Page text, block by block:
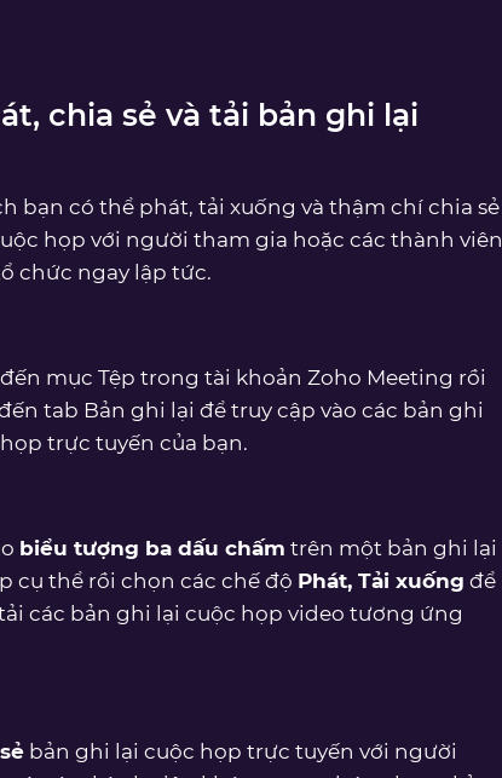
chia sẻ và tải bản ghi lại
bạn có thể phát, tải xuống và thậm chí chia sẻ
họp với người tham gia hoặc các thành viên
chức ngay lập tức.
mục Tệp trong tài khoản Zoho Meeting rồi
tab Bản ghi lại để truy cập vào các bản ghi
trực tuyến của bạn.
biểu tượng ba dấu chấm trên một bản ghi lại
cụ thể rồi chọn các chế độ Phát, Tải xuống để
các bản ghi lại cuộc họp video tương ứng
bản ghi lại cuộc họp trực tuyến với người